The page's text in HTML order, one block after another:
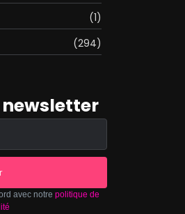
(1)
(294)
avec notre politique de